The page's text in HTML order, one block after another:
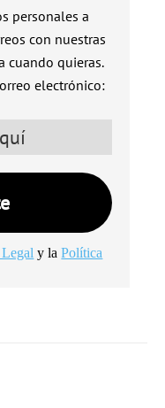
personales a
con nuestras
cuando quieras.
electrónico:
y laPolítica